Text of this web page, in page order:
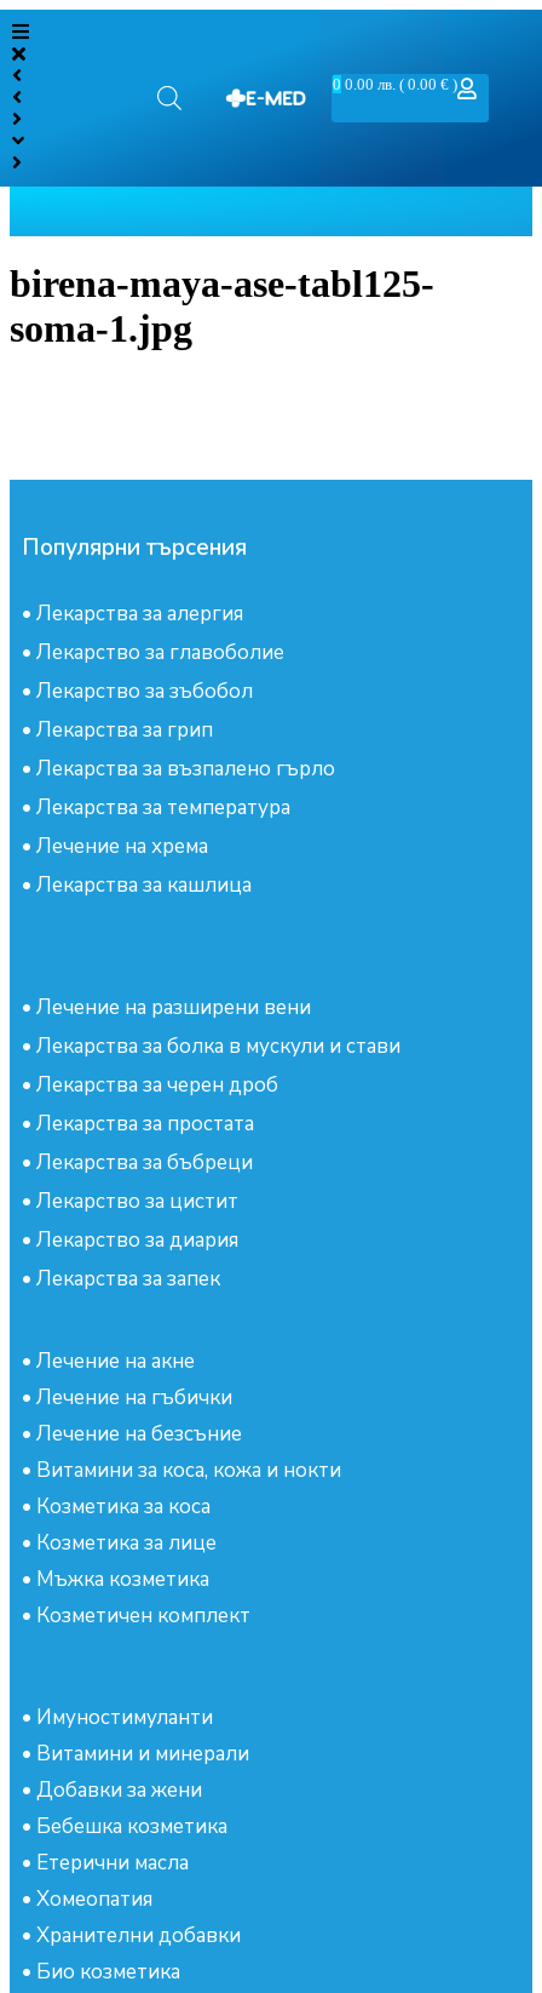
0 0.00лв. ( 0.00 € )
birena-maya-ase-tabl125-
soma-1.jpg
Популярни търсения
• Лекарства за алергия
• Лекарство за главоболие
• Лекарство за зъбобол
• Лекарства за грип
• Лекарства за възпалено гърло
• Лекарства за температура
• Лечение на хрема
• Лекарства за кашлица
• Лечение на разширени вени
• Лекарства за болка в мускули и стави
• Лекарства за черен дроб
• Лекарства за простата
• Лекарства за бъбреци
• Лекарство за цистит
• Лекарство за диария
• Лекарства за запек
• Лечение на акне
• Лечение на гъбички
• Лечение на безсъние
• Витамини за коса, кожа и нокти
• Козметика за коса
• Козметика за лице
• Мъжка козметика
• Козметичен комплект
• Имуностимуланти
• Витамини и минерали
• Добавки за жени
• Бебешка козметика
• Етерични масла
• Хомеопатия
• Хранителни добавки
• Био козметика